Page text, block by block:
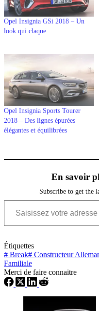
Opel Insignia GSi 2018 – Un
look qui claque
Opel Insignia Sports Tourer
2018 – Des lignes épurées
élégantes et équilibrées
En savoir
Subscribe to get the
Saisissez votre adresse e-mail…
Étiquettes
# Break# Constructeur
Familiale
Merci de faire connaitre